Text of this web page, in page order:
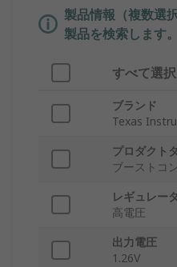
製品情報（複数選
製品を検索します。
すべて選択
ブランド
Texas
プロダクト
ブーストコ
レギュレー
高電圧
出力電圧
1.26V